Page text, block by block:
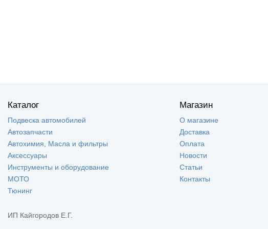
Каталог
Подвеска автомобилей
Автозапчасти
Автохимия, Масла и фильтры
Аксессуары
Инструменты и оборудование
МОТО
Тюнинг
Магазин
О магазине
Доставка
Оплата
Новости
Статьи
Контакты
ИП Кайгородов Е.Г.